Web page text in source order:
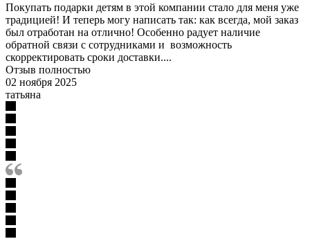
Покупать подарки детям в этой компании стало для меня уже
традицией! И теперь могу написать так: как всегда, мой заказ
был отработан на отлично! Особенно радует наличие
обратной связи с сотрудниками и возможность
скорректировать сроки доставки....
Отзыв полностью
02 ноября 2025
татьяна